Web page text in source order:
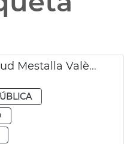
Inicio obras centro salud Mestalla València